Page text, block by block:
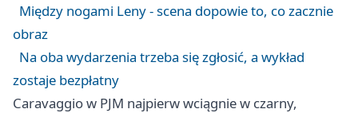
Między nogami Leny - scena dopowie to, co zacznie
obraz
Na oba wydarzenia trzeba się zgłosić, a wykład
zostaje bezpłatny
Caravaggio w PJM najpierw wciągnie w czarny,